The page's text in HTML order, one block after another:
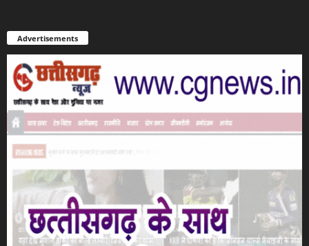
Advertisements